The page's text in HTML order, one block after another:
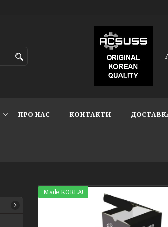
ПРО НАС КОНТАКТИ
Made KOREA!